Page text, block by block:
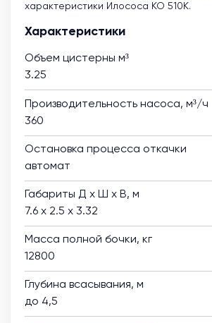
характеристики Илососа КО 510К.
Характеристики
Объем цистерны м³
3.25
Производительность насоса, м³/ч
360
Остановка процесса откачки
автомат
Габариты Д х Ш х В, м
7.6 х 2.5 х 3.32
Масса полной бочки, кг
12800
Глубина всасывания, м
до 4,5